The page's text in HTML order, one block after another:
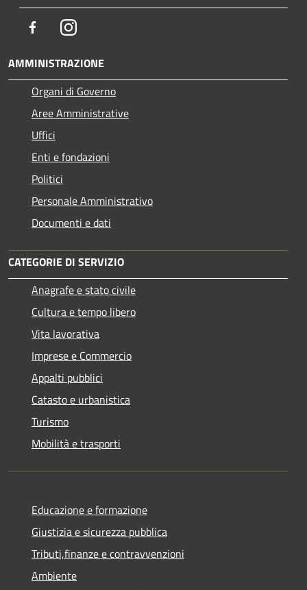
FacebookInstagram
AMMINISTRAZIONE
Organi di Governo
Aree Amministrative
Uffici
Enti e fondazioni
Politici
Personale Amministrativo
Documenti e dati
CATEGORIE DI SERVIZIO
Anagrafe e stato civile
Cultura e tempo libero
Vita lavorativa
Imprese e Commercio
Appalti pubblici
Catasto e urbanistica
Turismo
Mobilità e trasporti
Educazione e formazione
Giustizia e sicurezza pubblica
Tributi,finanze e contravvenzioni
Ambiente